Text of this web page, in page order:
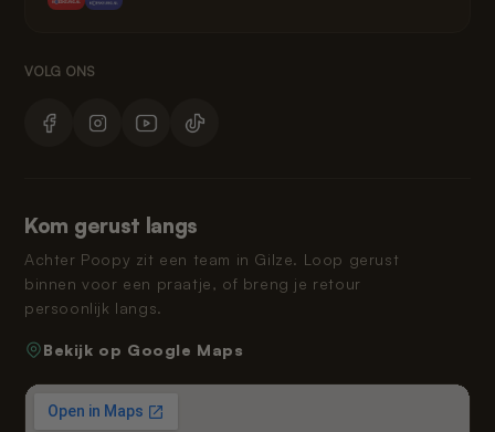
Kom gerust langs
Achter Poopy zit een team in Gilze. Loop gerust
binnen voor een praatje, of breng je retour
persoonlijk langs.
Bekijk op Google Maps